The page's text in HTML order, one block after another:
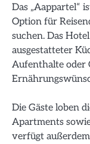
Das „Aappartel“
Option für
suchen. Das
ausgestatteter
Aufenthalte oder
Die Gäste loben
Apartments
verfügt